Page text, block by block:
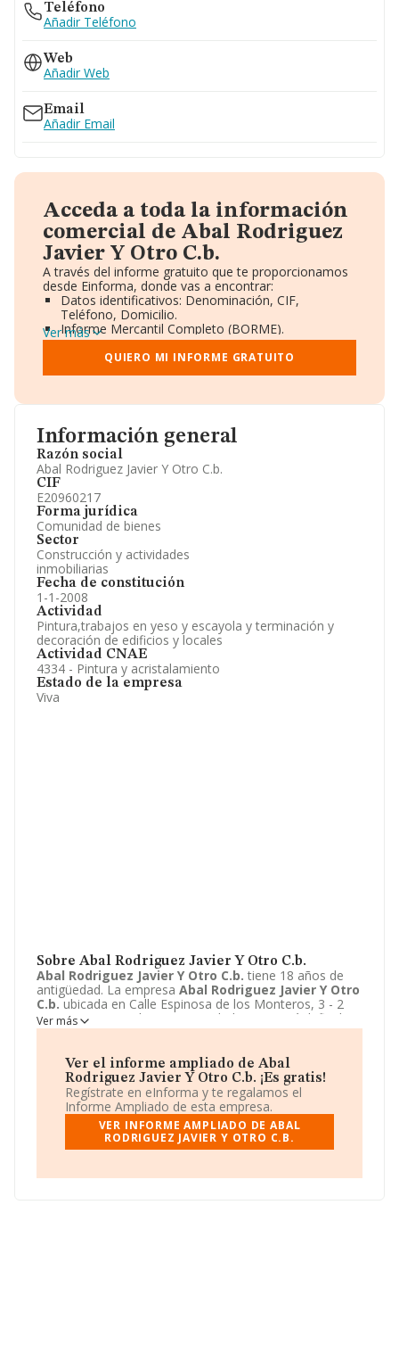
Información general
Razón social
Abal Rodriguez Javier Y Otro C.b.
CIF
E20960217
Forma jurídica
Comunidad de bienes
Sector
Construcción y actividades
inmobiliarias
Fecha de constitución
1-1-2008
Actividad
Pintura,trabajos en yeso y escayola y terminación y
decoración de edificios y locales
Actividad CNAE
4334 - Pintura y acristalamiento
Estado de la empresa
Viva
Sobre Abal Rodriguez Javier Y Otro C.b.
Abal Rodriguez Javier Y Otro C.b. tiene 18 años de
antigüedad. La empresa Abal Rodriguez Javier Y Otro
C.b.ubicada en Calle Espinosa de los Monteros, 3 - 2
DR, Pasaia, Gipuzkoa. Su actividad CNAE está definida
como 4334 - Pintura y acristalamiento. La forma jurídica
de bienes.
Ver más
Ver el informe ampliado de Abal
Rodriguez Javier Y Otro C.b. ¡Es gratis!
Regístrate en eInforma y te regalamos el
Informe Ampliado de esta empresa.
VER INFORME AMPLIADO DE ABAL
RODRIGUEZ JAVIER Y OTRO C.B.
Teléfono
Añadir Teléfono
Web
Añadir Web
Email
Añadir Email
Acceda a toda la información
comercial de Abal Rodriguez
Javier Y Otro C.b.
A través del informe gratuito que te proporcionamos
desde Einforma, donde vas a encontrar:
Datos identificativos: Denominación, CIF,
Teléfono, Domicilio.
Informe Mercantil Completo (BORME).
Gráficos de Evolución Ventas y Empleados.
Consejo de Administración y Administradores.
Directivos y Ejecutivos.
Información oficial y registral complementaria.
Ver más
QUIERO MI INFORME GRATUITO